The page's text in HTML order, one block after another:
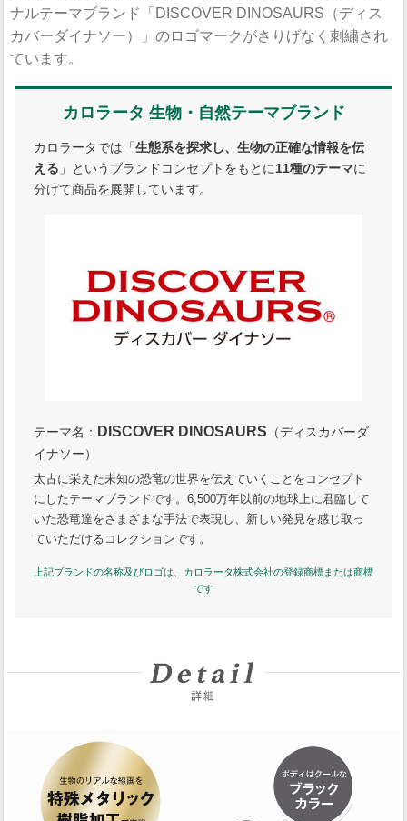
ナルテーマブランド「DISCOVER DINOSAURS（ディス
カバーダイナソー）」のロゴマークがさりげなく刺繍され
ています。
カロラータ 生物・自然テーマブランド
カロラータでは「生態系を探求し、生物の正確な情報を伝
える 」というブランドコンセプトをもとに11種のテーマに
分けて商品を展開しています。
テーマ名： DISCOVER DINOSAURS （ディスカバーダ
イナソー）
太古に栄えた未知の恐竜の世界を伝えていくことをコンセプト
にしたテーマブランドです。6,500万年以前の地球上に君臨して
いた恐竜達をさまざまな手法で表現し、新しい発見を感じ取っ
ていただけるコレクションです。
上記ブランドの名称及びロゴは、カロラータ株式会社の登録商標または商標
です